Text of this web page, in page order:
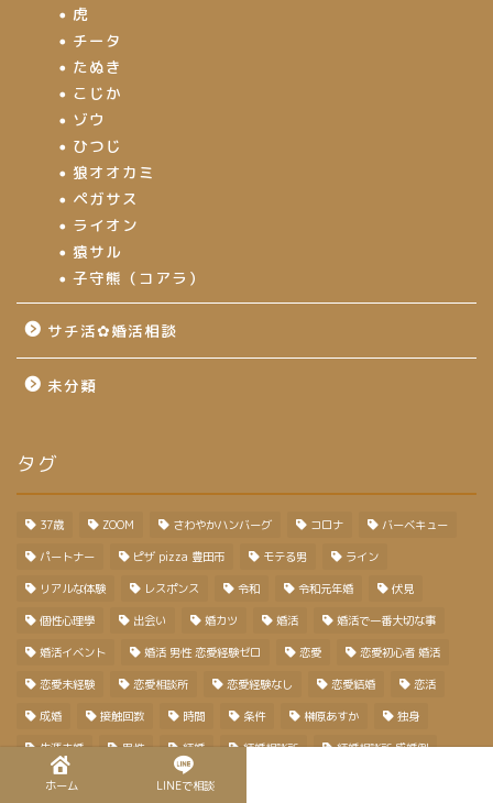
虎
チータ
たぬき
こじか
ゾウ
ひつじ
狼オオカミ
ペガサス
ライオン
猿サル
子守熊（コアラ）
サチ活✿婚活相談
未分類
タグ
37歳 ZOOM さわやかハンバーグ コロナ バーベキュー
パートナー ピザ pizza 豊田市 モテる男 ライン
リアルな体験 レスポンス 令和 令和元年婚 伏見
個性心理學 出会い 婚カツ 婚活 婚活で一番大切な事
婚活イベント 婚活 男性 恋愛経験ゼロ 恋愛 恋愛初心者 婚活
恋愛未経験 恋愛相談所 恋愛経験なし 恋愛結婚 恋活
成婚 接触回数 時間 条件 榊原あすか 独身
生涯未婚 男性 結婚 結婚相談所 結婚相談所 成婚例
自己紹介 西三河結婚相談所
ホーム LINEで相談